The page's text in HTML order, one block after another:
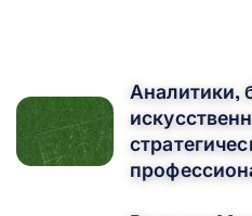
Аналитики,